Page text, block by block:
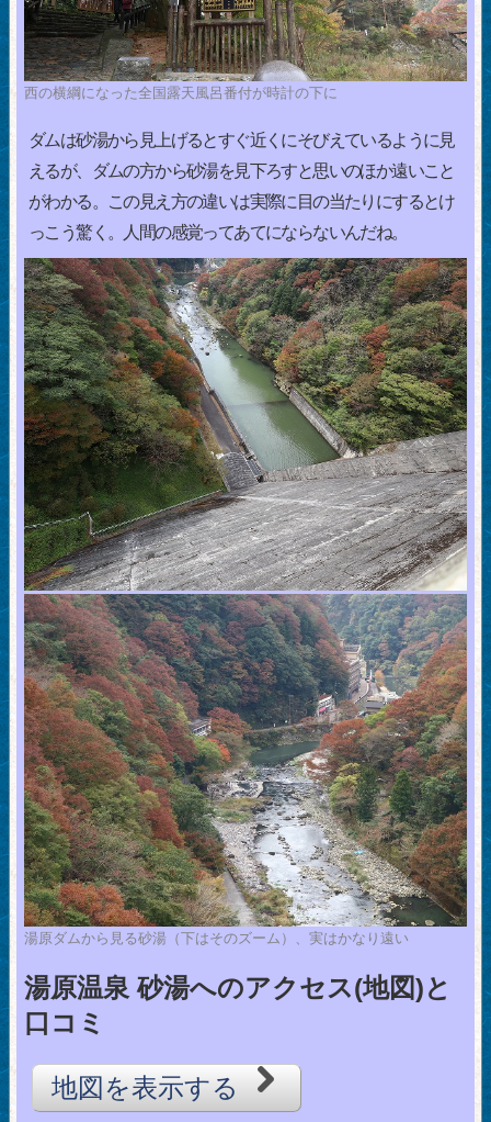
西の横綱になった全国露天風呂番付が時計の下に
ダムは砂湯から見上げるとすぐ近くにそびえているように見
えるが、ダムの方から砂湯を見下ろすと思いのほか遠いこと
がわかる。この見え方の違いは実際に目の当たりにするとけ
っこう驚く。人間の感覚ってあてにならないんだね。
湯原ダムから見る砂湯（下はそのズーム）、実はかなり遠い
湯原温泉 砂湯へのアクセス(地図)と
口コミ
地図を表示する